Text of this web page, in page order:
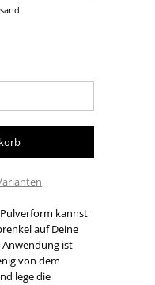
kannst
auf Deine
ist
von dem
lege die